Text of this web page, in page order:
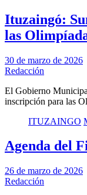
Ituzaingó:
las
30 de marzo de 2026
Redacción
El Gobierno
inscripción para las
ITUZAINGO
Agenda del
26 de marzo de 2026
Redacción